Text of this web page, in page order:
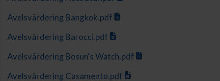
Avelsvärdering Bangkok.pdf
Avelsvärdering Barocci.pdf
Avelsvärdering Bosun's Watch.pdf
Avelsvärdering Casamento.pdf